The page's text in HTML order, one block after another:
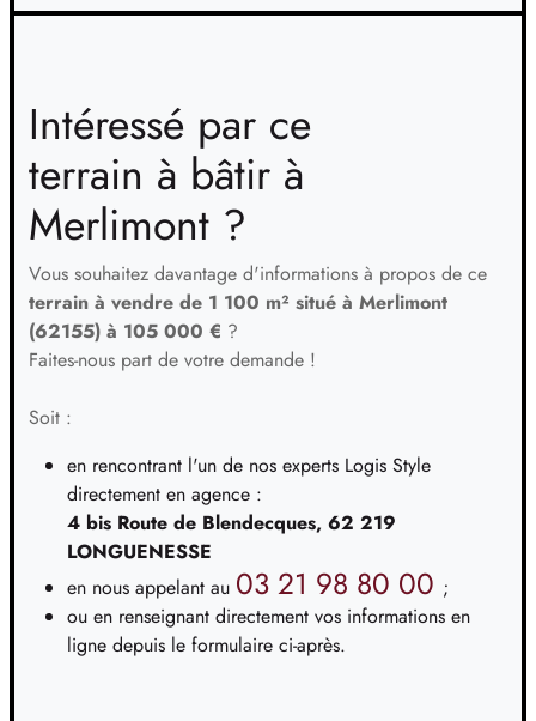
TERRAINÀ CUCQ (62)
315 000 €
TERRAINÀ ESTRÉELLES (62)
77 000 €
08/25
TERRAINÀ LONGVILLIERS (62)
44 000 €
TERRAIN
280 800 €
10/25
TERRAINÀ RANG-DU-FLIERS (62)
98 000 €
11
TERRAINÀ RANG-DU-FLIERS (62)
41 912 €
Intéressé par ce
terrain à bâtir à
Merlimont ?
Vous souhaitez davantage d'informations à propos de ce
terrain à vendre de 1 100 m² situé à Merlimont
(62155) à 105 000 € ?
Faites-nous part de votre demande !
Soit :
en rencontrant l'un de nos experts Logis Style
directement en agence :
4 bis Route de Blendecques, 62 219
LONGUENESSE
en nous appelant au 03 21 98 80 00 ;
ou en renseignant directement vos informations en
ligne depuis le formulaire ci-après.